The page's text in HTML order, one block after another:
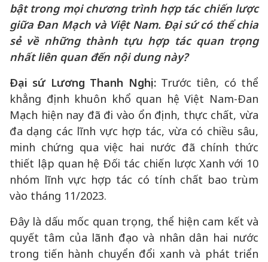
bật trong mọi chương trình hợp tác chiến lược
giữa Đan Mạch và Việt Nam. Đại sứ có thể chia
sẻ về những thành tựu hợp tác quan trọng
nhất liên quan đến nội dung này?
Đại sứ Lương Thanh Nghị: Trước tiên, có thể
khẳng định khuôn khổ quan hệ Việt Nam-Đan
Mạch hiện nay đã đi vào ổn định, thực chất, vừa
đa dạng các lĩnh vực hợp tác, vừa có chiều sâu,
minh chứng qua việc hai nước đã chính thức
thiết lập quan hệ Đối tác chiến lược Xanh với 10
nhóm lĩnh vực hợp tác có tính chất bao trùm
vào tháng 11/2023.
Đây là dấu mốc quan trọng, thể hiện cam kết và
quyết tâm của lãnh đạo và nhân dân hai nước
trong tiến hành chuyển đổi xanh và phát triển